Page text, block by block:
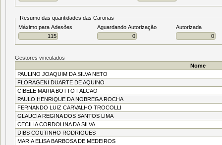
Resumo das quantidades das Caronas
Máximo para Adesões
Aguardando Autorização Autorizada
Gestores vinculados
Nome
PAULINO JOAQUIM DA SILVA NETO
FLORAGENI DUARTE DE AQUINO
CIBELE MARIA BOTTO FALCAO
PAULO HENRIQUE DA NOBREGA ROCHA
FERNANDO LUIZ CARVALHO TROCOLLI
GLAUCIA REGINA DOS SANTOS LIMA
CECILIA CORDOLINA DA SILVA
DIBS COUTINHO RODRIGUES
MARIA ELISA BARBOSA DE MEDEIROS